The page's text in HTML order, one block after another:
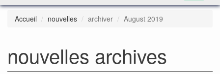
Accueil nouvelles archiver August 2019
nouvelles archives